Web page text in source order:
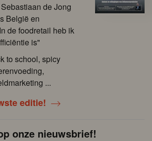
de Jong
België en
de foodretail heb ik
is"
to school, spicy
...
editie!
onze nieuwsbrief!